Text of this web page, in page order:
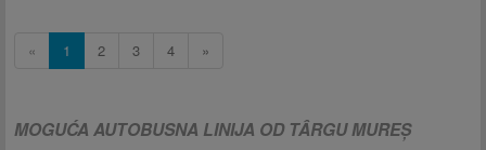
« 1 2 3 4 »
MOGUĆA AUTOBUSNA LINIJA OD TÂRGU MUREȘ